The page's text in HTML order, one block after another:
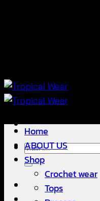
ค้นหา:
Home
ABOUT US
Shop
Crochet wear
Tops